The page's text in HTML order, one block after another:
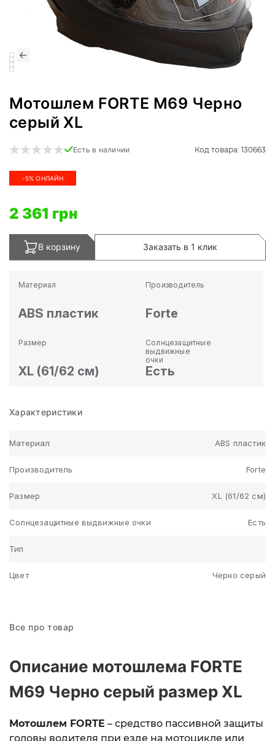
Мотошлем FORTE M69 Черно
серый XL
Есть в наличии Код товара: 130663
-5% ОНЛАЙН
2 361 грн
В корзину Заказать в 1 клик
Материал
ABS пластик
Производитель
Forte
Размер
XL (61/62 см)
Солнцезащитные
выдвижные
очки
Есть
Характеристики
Материал ABS пластик
Производитель Forte
Размер XL (61/62 см)
Солнцезащитные выдвижные очки Есть
Тип
Цвет Черно серый
Все про товар
Описание мотошлема FORTE
M69 Черно серый размер XL
Мотошлем FORTE – средство пассивной защиты
головы водителя при езде на мотоцикле или